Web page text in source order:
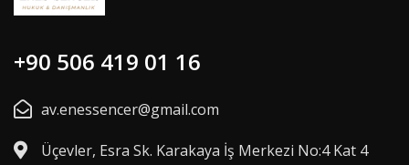
+90 506 419 01 16
av.enessencer@gmail.com
Üçevler, Esra Sk. Karakaya İş Merkezi No:4 Kat 4